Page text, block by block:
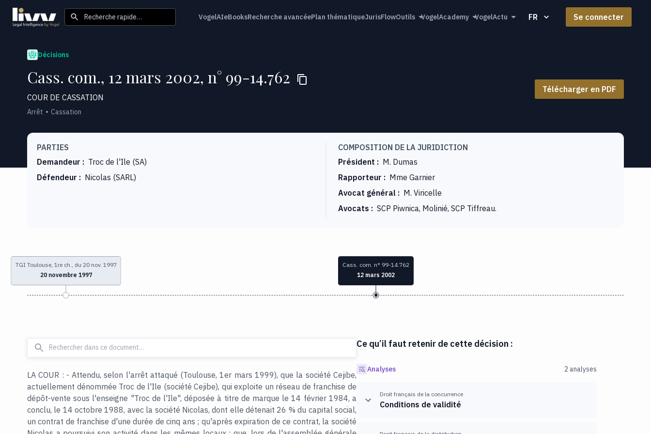
Recherche rapide… VogelAIeBooksRecherche avancéePlan thématiqueJurisFlowOutils VogelAcademy VogelActu FR Se connecter
Décisions
Cass. com., 12 mars 2002, n° 99-14.762
COUR DE CASSATION
Télécharger en PDF
Arrêt Cassation
PARTIES
Demandeur : Troc de l'Ile (SA)
Défendeur : Nicolas (SARL)
COMPOSITION DE LA JURIDICTION
Président : M. Dumas
Rapporteur : Mme Garnier
Avocat général : M. Viricelle
Avocats : SCP Piwnica, Molinié, SCP Tiffreau.
TGI Toulouse, 1re ch., du 20 nov. 1997
20 novembre 1997
Cass. com. n° 99-14.762
12 mars 2002
LA COUR : - Attendu, selon l'arrêt attaqué (Toulouse, 1er mars 1999), que la société Cejibe,
actuellement dénommée Troc de l'Ile (société Cejibe), qui exploite un réseau de franchise de
dépôt-vente sous l'enseigne "Troc de l'Ile", déposée à titre de marque le 14 février 1984, a
conclu, le 14 octobre 1988, avec la société Nicolas, dont elle détenait 26 % du capital social,
un contrat de franchise d'une durée de cinq ans ; qu'après expiration de ce contrat, la société
Ce qu’il faut retenir de cette décision :
Analyses 2 analyses
Droit français de la concurrence
Conditions de validité